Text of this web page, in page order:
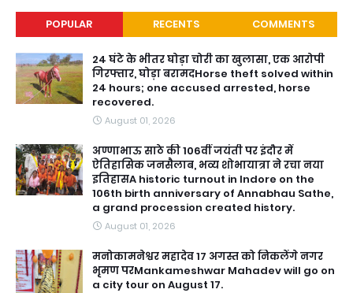
POPULAR RECENTS COMMENTS
24 घंटे के भीतर घोड़ा चोरी का खुलासा, एक आरोपी
गिरफ्तार, घोड़ा बरामदHorse theft solved within
24 hours; one accused arrested, horse
recovered.
August 01, 2026
अण्णाभाऊ साठे की 106वीं जयंती पर इंदौर में
ऐतिहासिक जनसैलाब, भव्य शोभायात्रा ने रचा नया
इतिहासA historic turnout in Indore on the
106th birth anniversary of Annabhau Sathe,
a grand procession created history.
August 01, 2026
मनोकामनेश्वर महादेव 17 अगस्त को निकलेंगे नगर
भृमण परMankameshwar Mahadev will go on
a city tour on August 17.